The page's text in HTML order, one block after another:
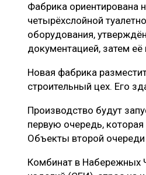
Фабрика ориентирована
четырёхслойной
оборудования,
документацией, затем её
Новая фабрика
строительный цех. Его
Производство будут
первую очередь,
Объекты второй
Комбинат в Набережных